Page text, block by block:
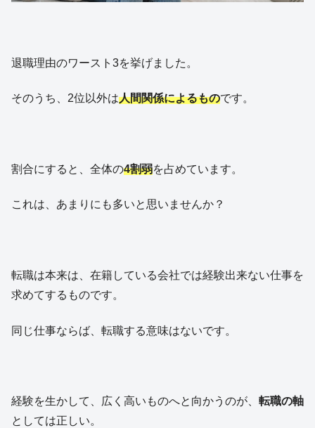
退職理由のワースト3を挙げました。
そのうち、2位以外は人間関係によるものです。
割合にすると、全体の4割弱を占めています。
これは、あまりにも多いと思いませんか？
転職は本来は、在籍している会社では経験出来ない仕事を
求めてするものです。
同じ仕事ならば、転職する意味はないです。
経験を生かして、広く高いものへと向かうのが、 転職の軸
としては正しい。